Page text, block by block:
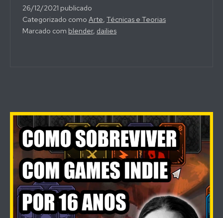
Criativo
POR
DIA
DEVE
FINALIZAR
algo
todo
dia)
26/12/2021 publicado
Categorizado como Arte, Técnicas e Teorias
Marcado com blender, dailies